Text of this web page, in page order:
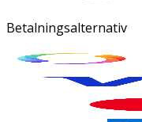
Betalningsalternativ